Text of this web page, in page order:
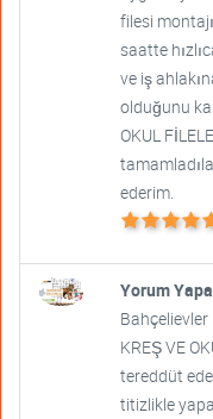
filesi
saatte
ve iş
olduğunu
OKUL
ederim.
Yorum
Bahçelievler
KREŞ VE
tereddüt
titizlikle